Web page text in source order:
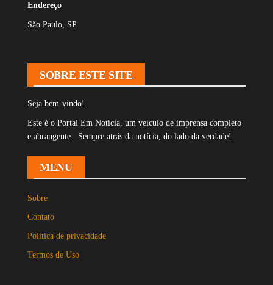
Endereço
São Paulo, SP
SOBRE ESTE SITE
Seja bem-vindo!
Este é o Portal Em Notícia, um veículo de imprensa completo
e abrangente. Sempre atrás da notícia, do lado da verdade!
MENU
Sobre
Contato
Política de privacidade
Termos de Uso